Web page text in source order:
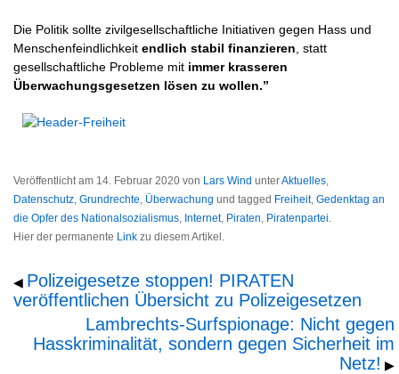
Die Politik sollte zivilgesellschaftliche Initiativen gegen Hass und
Menschenfeindlichkeit endlich stabil finanzieren , statt
gesellschaftliche Probleme mit immer krasseren
Überwachungsgesetzen lösen zu wollen.”
Veröffentlicht am 14. Februar 2020 von Lars Wind unterAktuelles,
Datenschutz, Grundrechte, Überwachung und tagged Freiheit, Gedenktag an
die Opfer des Nationalsozialismus, Internet, Piraten, Piratenpartei.
Hier der permanente Link zu diesem Artikel.
◀ Polizeigesetze stoppen! PIRATEN
veröffentlichen Übersicht zu Polizeigesetzen
Lambrechts-Surfspionage: Nicht gegen
Hasskriminalität, sondern gegen Sicherheit im
Netz! ▶